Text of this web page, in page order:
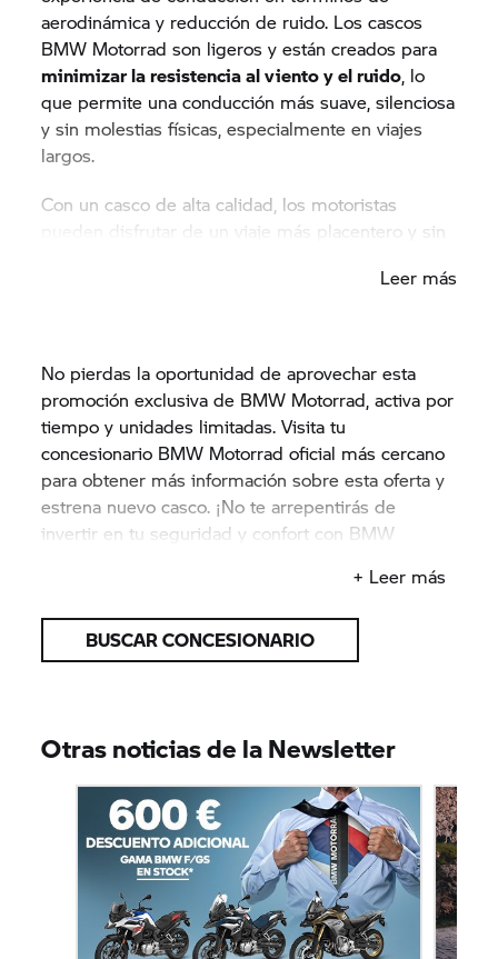
aerodinámica y reducción de ruido. Los cascos
BMW Motorrad son ligeros y están creados para
minimizar la resistencia al viento y el ruido, lo
que permite una conducción más suave, silenciosa
y sin molestias físicas, especialmente en viajes
largos.
Con un casco de alta calidad, los motoristas
pueden disfrutar de un viaje más placentero y sin
carretera y en la emoción de la aventura que les
Leer más
No pierdas la oportunidad de aprovechar esta
promoción exclusiva de BMW Motorrad, activa por
tiempo y unidades limitadas. Visita tu
concesionario BMW Motorrad oficial más cercano
para obtener más información sobre esta oferta y
estrena nuevo casco. ¡No te arrepentirás de
invertir en tu seguridad y confort con BMW
+ Leer más
BUSCAR CONCESIONARIO
Otras noticias de la Newsletter